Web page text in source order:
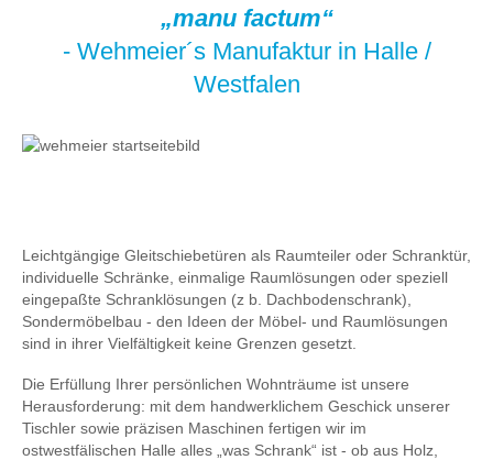
„manu factum“
- Wehmeier´s Manufaktur in Halle /
Westfalen
Leichtgängige Gleitschiebetüren als Raumteiler oder Schranktür,
individuelle Schränke, einmalige Raumlösungen oder speziell
eingepaßte Schranklösungen (z b. Dachbodenschrank),
Sondermöbelbau - den Ideen der Möbel- und Raumlösungen
sind in ihrer Vielfältigkeit keine Grenzen gesetzt.
Die Erfüllung Ihrer persönlichen Wohnträume ist unsere
Herausforderung: mit dem handwerklichem Geschick unserer
Tischler sowie präzisen Maschinen fertigen wir im
ostwestfälischen Halle alles „was Schrank“ ist - ob aus Holz,